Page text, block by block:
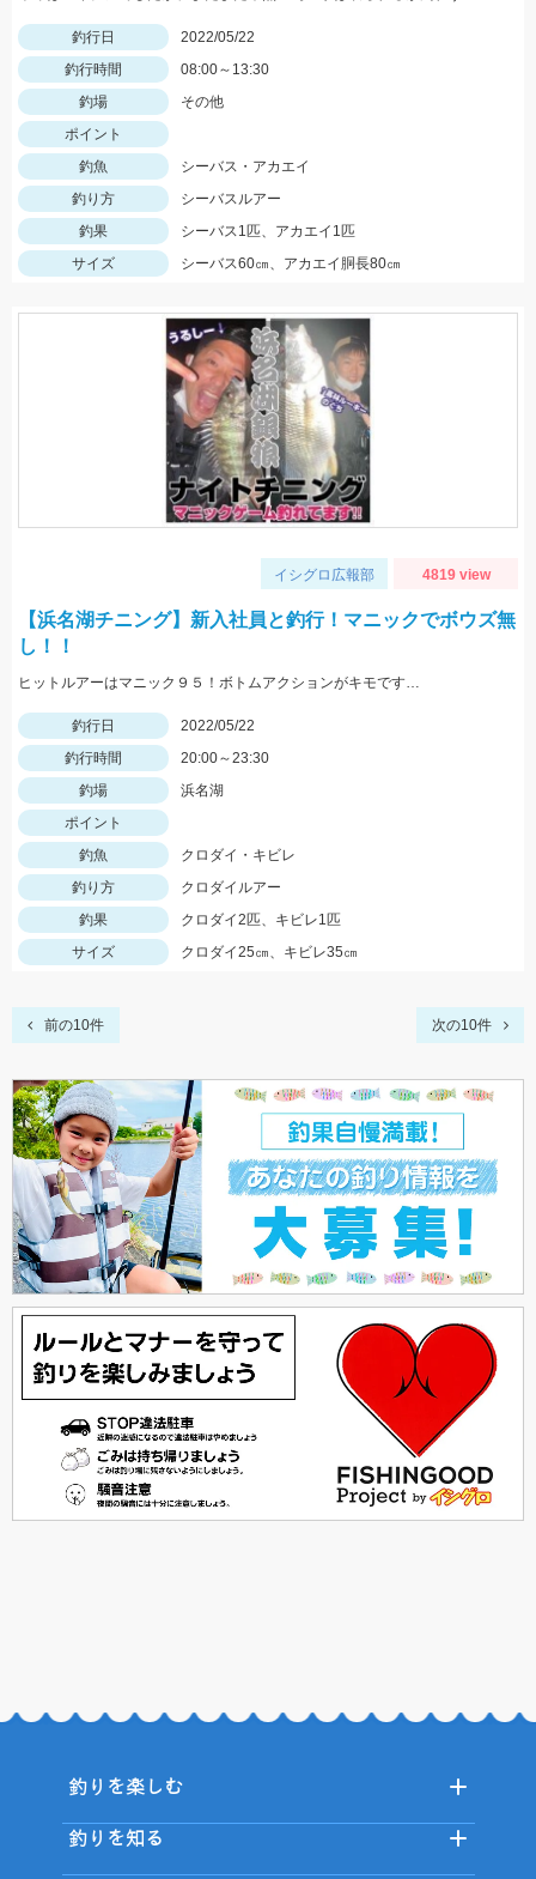
釣行日
2022/05/22
釣行時間
08:00～13:30
釣場
その他
ポイント
釣魚
シーバス・アカエイ
釣り方
シーバスルアー
釣果
シーバス1匹、アカエイ1匹
サイズ
シーバス60㎝、アカエイ胴長80㎝
イシグロ広報部 4819 view
【浜名湖チニング】新入社員と釣行！マニックでボウズ無
し！！
ヒットルアーはマニック９５！ボトムアクションがキモです…
釣行日
2022/05/22
釣行時間
20:00～23:30
釣場
浜名湖
ポイント
釣魚
クロダイ・キビレ
釣り方
クロダイルアー
釣果
クロダイ2匹、キビレ1匹
サイズ
クロダイ25㎝、キビレ35㎝
前の10件 次の10件
釣りを楽しむ
釣りを知る